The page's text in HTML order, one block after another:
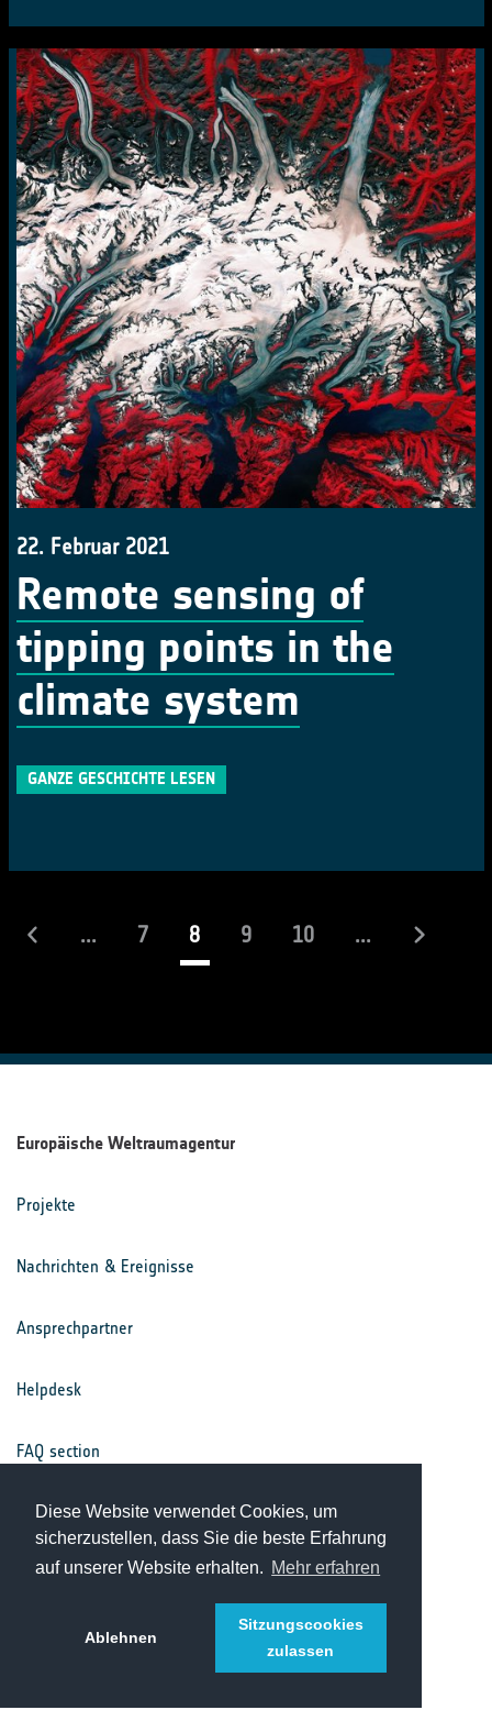
Diese Website verwendet Cookies, um
sicherzustellen, dass Sie die beste Erfahrung
auf unserer Website erhalten. Mehr erfahren
Ablehnen
Sitzungscookies
zulassen
22. Februar 2021
Remote sensing of
tipping points in the
climate system
GANZE GESCHICHTE LESEN
... 7 8(laufend)
9 10 ...
Europäische Weltraumagentur
Projekte
Nachrichten & Ereignisse
Ansprechpartner
Helpdesk
FAQ section
Nutzungsbedingungen
Datenschutz